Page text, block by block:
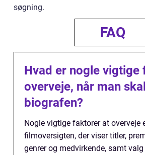
søgning.
FAQ
Hvad er nogle vigtige
overveje, når man
biografen?
Nogle vigtige faktorer at overveje
filmoversigten, der viser titler,
genrer og medvirkende, samt